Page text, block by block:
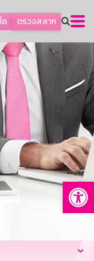
ตรวจสลาก